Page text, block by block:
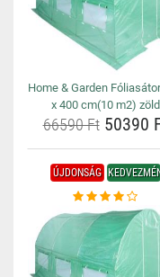
Home & Garden
x 400 cm(10 m2) zöld
66590 Ft50390
ÚJDONSÁG